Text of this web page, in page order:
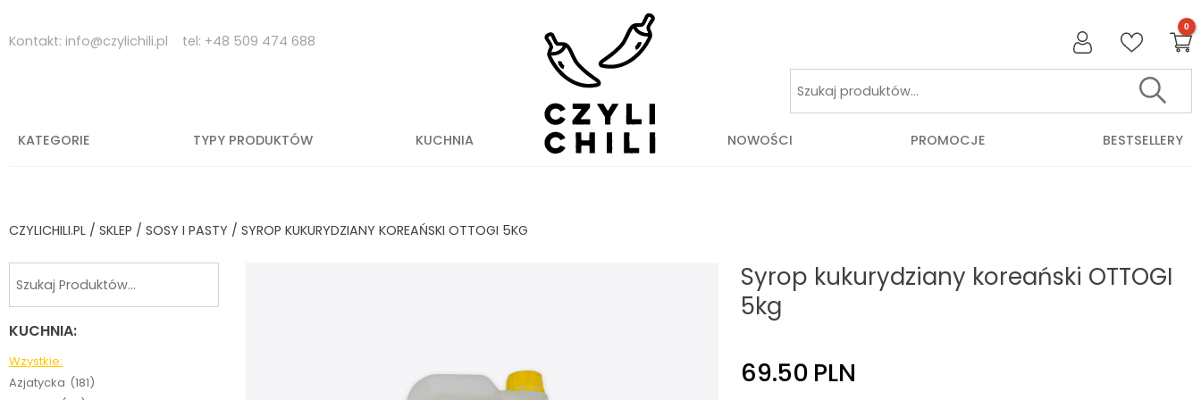
content
Kontakt: info@czylichili.pl tel: +48 509 474 688
KATEGORIE TYPY PRODUKTÓW KUCHNIA NOWOŚCI PROMOCJE BESTSELLERY
CZYLICHILI.PL / SKLEP / SOSY I PASTY / SYROP KUKURYDZIANY KOREAŃSKI OTTOGI 5KG
KUCHNIA:
Wzystkie:
Azjatycka (181)
Syrop kukurydziany koreański OTTOGI
5kg
69.50 PLN